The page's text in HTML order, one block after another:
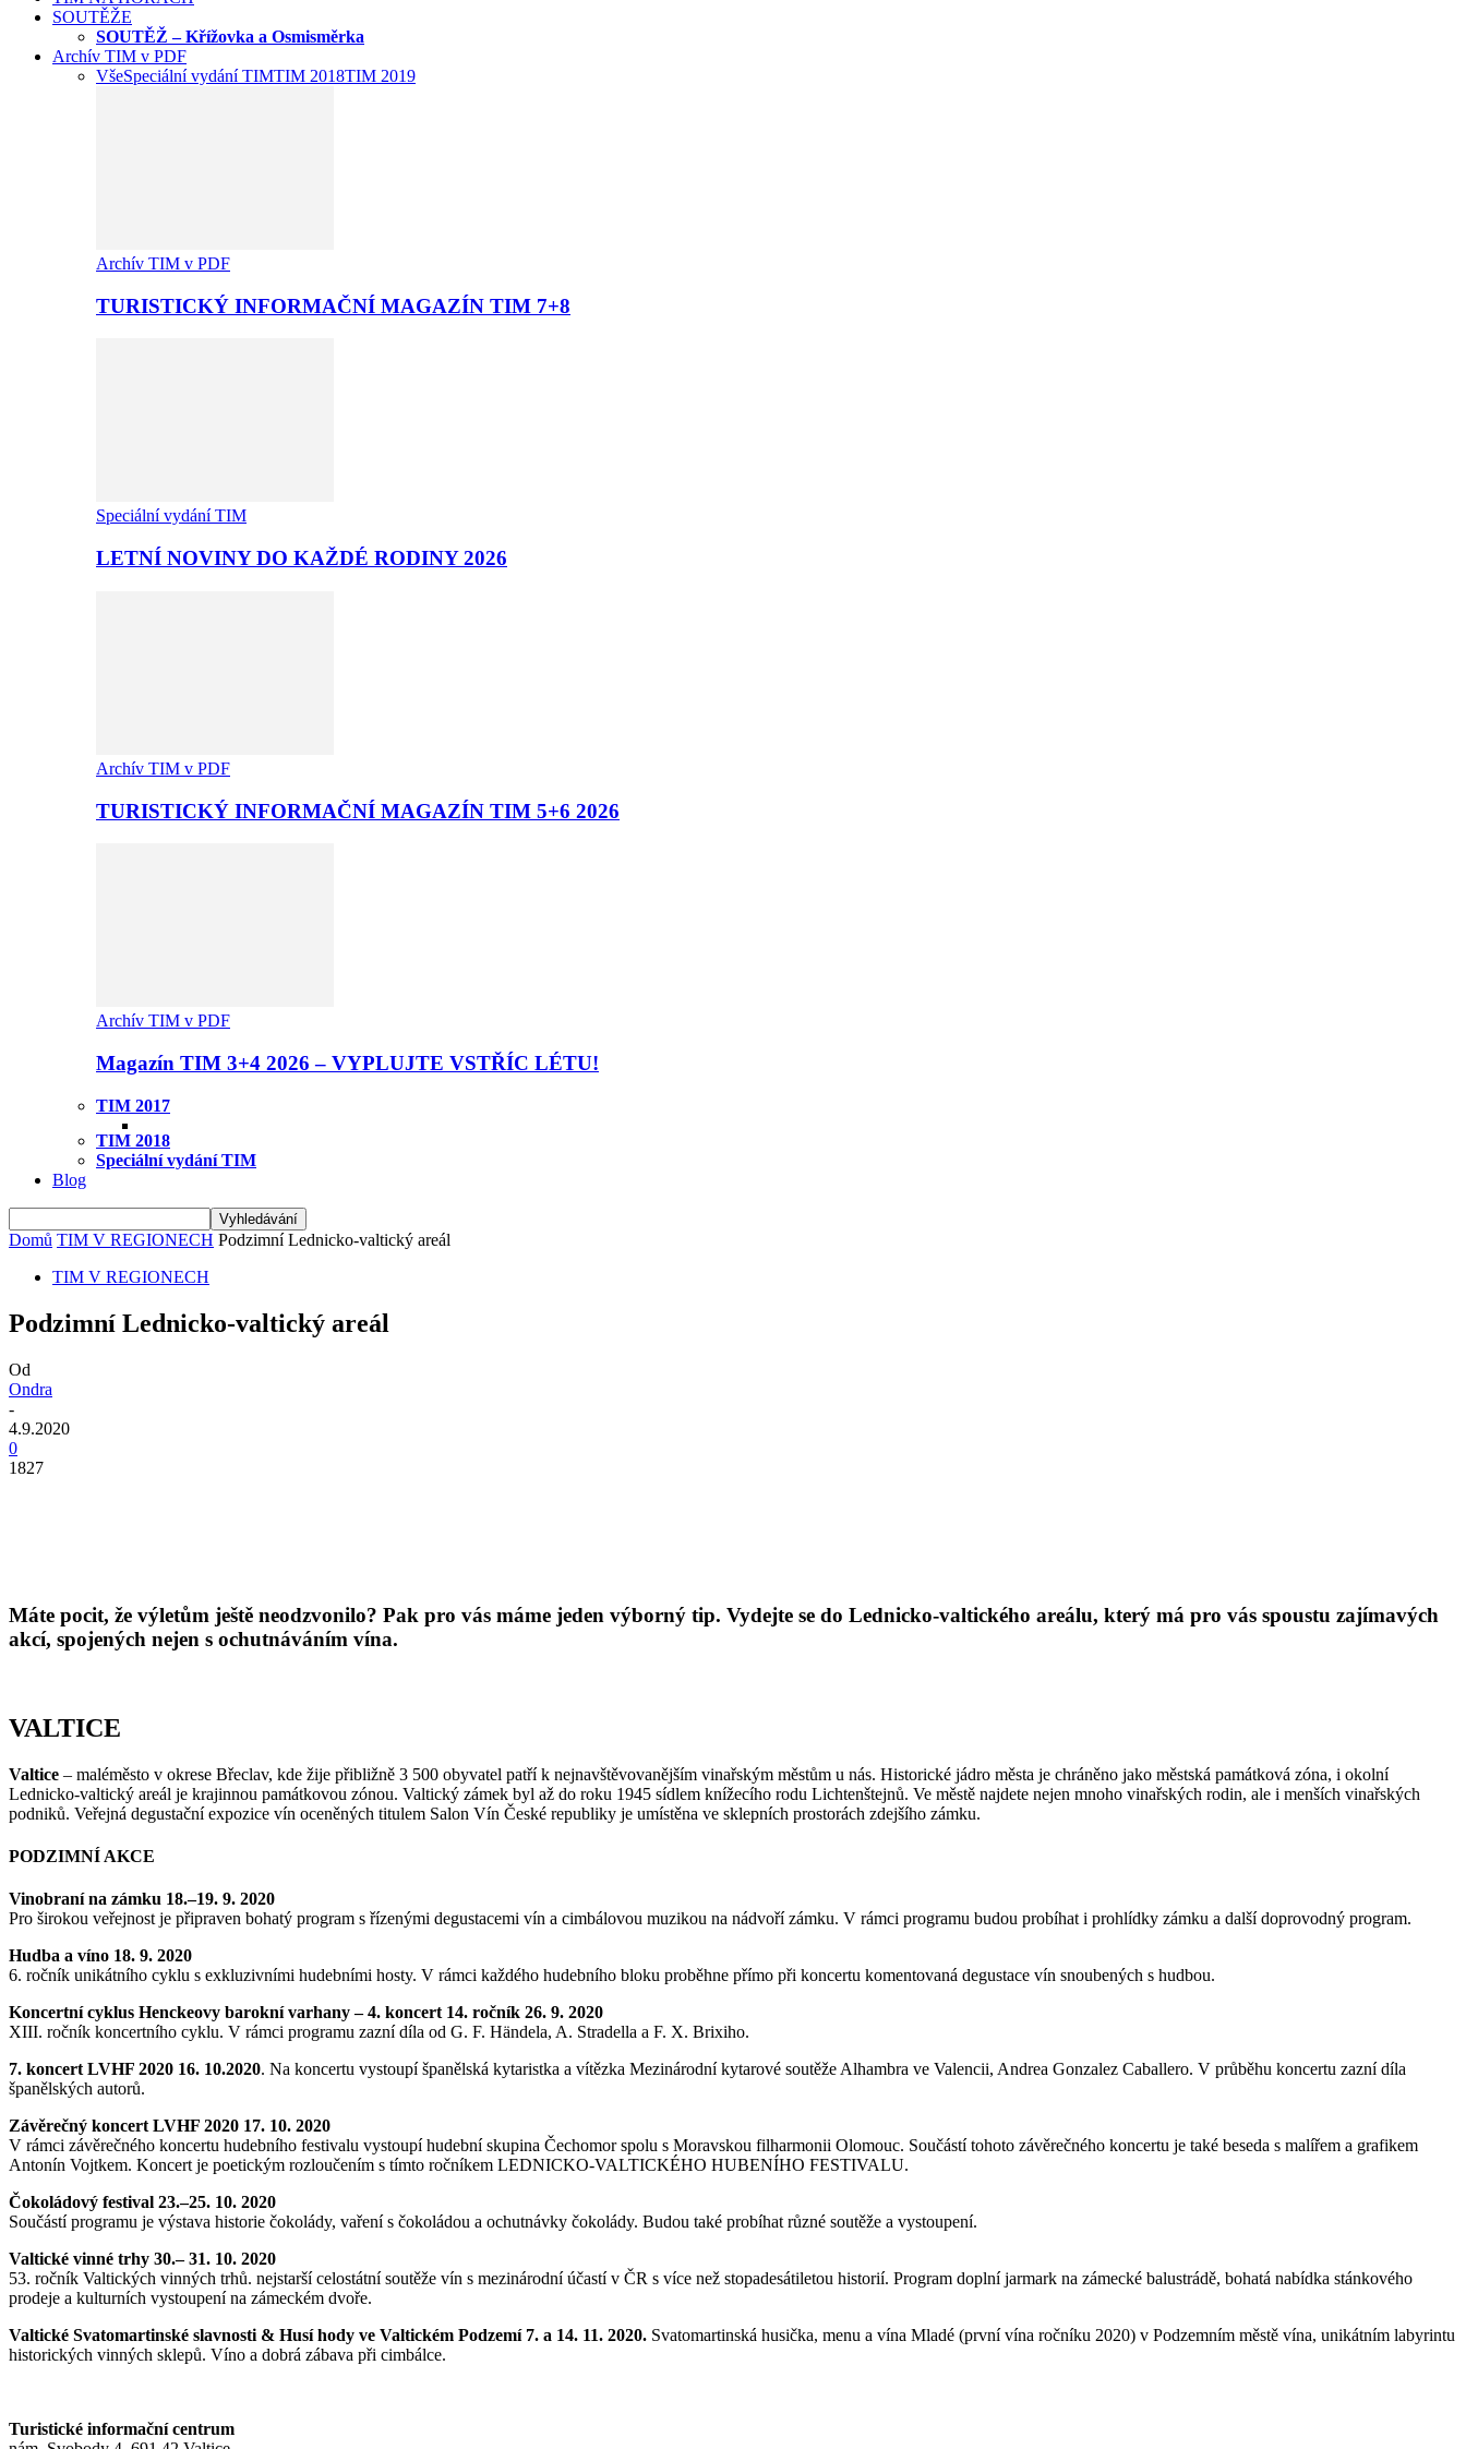
SOUTĚŽE
SOUTĚŽ – Křížovka a Osmisměrka
Archív TIM v PDF
VšeSpeciální vydání TIMTIM 2018TIM 2019
Archív TIM v PDF
TURISTICKÝ INFORMAČNÍ MAGAZÍN TIM 7+8
Speciální vydání TIM
LETNÍ NOVINY DO KAŽDÉ RODINY 2026
Archív TIM v PDF
TURISTICKÝ INFORMAČNÍ MAGAZÍN TIM 5+6 2026
Archív TIM v PDF
Magazín TIM 3+4 2026 – VYPLUJTE VSTŘÍC LÉTU!
TIM 2017
TIM 2018
Speciální vydání TIM
Blog
Domů TIM V REGIONECH Podzimní Lednicko-valtický areál
TIM V REGIONECH
Podzimní Lednicko-valtický areál
Od
Ondra
-
4.9.2020
0
1827
Máte pocit, že výletům ještě neodzvonilo? Pak pro vás máme jeden výborný tip. Vydejte se do Lednicko-valtického areálu, který má pro vás spoustu zajímavých
akcí, spojených nejen s ochutnáváním vína.
VALTICE
Valtice – maléměsto v okrese Břeclav, kde žije přibližně 3 500 obyvatel patří k nejnavštěvovanějším vinařským městům u nás. Historické jádro města je chráněno jako městská památková zóna, i okolní
Lednicko-valtický areál je krajinnou památkovou zónou. Valtický zámek byl až do roku 1945 sídlem knížecího rodu Lichtenštejnů. Ve městě najdete nejen mnoho vinařských rodin, ale i menších vinařských
podniků. Veřejná degustační expozice vín oceněných titulem Salon Vín České republiky je umístěna ve sklepních prostorách zdejšího zámku.
PODZIMNÍ AKCE
Vinobraní na zámku 18.–19. 9. 2020
Pro širokou veřejnost je připraven bohatý program s řízenými degustacemi vín a cimbálovou muzikou na nádvoří zámku. V rámci programu budou probíhat i prohlídky zámku a další doprovodný program.
Hudba a víno 18. 9. 2020
6. ročník unikátního cyklu s exkluzivními hudebními hosty. V rámci každého hudebního bloku proběhne přímo při koncertu komentovaná degustace vín snoubených s hudbou.
Koncertní cyklus Henckeovy barokní varhany – 4. koncert 14. ročník 26. 9. 2020
XIII. ročník koncertního cyklu. V rámci programu zazní díla od G. F. Händela, A. Stradella a F. X. Brixiho.
7. koncert LVHF 2020 16. 10.2020. Na koncertu vystoupí španělská kytaristka a vítězka Mezinárodní kytarové soutěže Alhambra ve Valencii, Andrea Gonzalez Caballero. V průběhu koncertu zazní díla
španělských autorů.
Závěrečný koncert LVHF 2020 17. 10. 2020
V rámci závěrečného koncertu hudebního festivalu vystoupí hudební skupina Čechomor spolu s Moravskou filharmonii Olomouc. Součástí tohoto závěrečného koncertu je také beseda s malířem a grafikem
Antonín Vojtkem. Koncert je poetickým rozloučením s tímto ročníkem LEDNICKO-VALTICKÉHO HUBENÍHO FESTIVALU.
Čokoládový festival 23.–25. 10. 2020
Součástí programu je výstava historie čokolády, vaření s čokoládou a ochutnávky čokolády. Budou také probíhat různé soutěže a vystoupení.
Valtické vinné trhy 30.– 31. 10. 2020
53. ročník Valtických vinných trhů. nejstarší celostátní soutěže vín s mezinárodní účastí v ČR s více než stopadesátiletou historií. Program doplní jarmark na zámecké balustrádě, bohatá nabídka stánkového
prodeje a kulturních vystoupení na zámeckém dvoře.
Valtické Svatomartinské slavnosti & Husí hody ve Valtickém Podzemí 7. a 14. 11. 2020. Svatomartinská husička, menu a vína Mladé (první vína ročníku 2020) v Podzemním městě vína, unikátním labyrintu
historických vinných sklepů. Víno a dobrá zábava při cimbálce.
Turistické informační centrum